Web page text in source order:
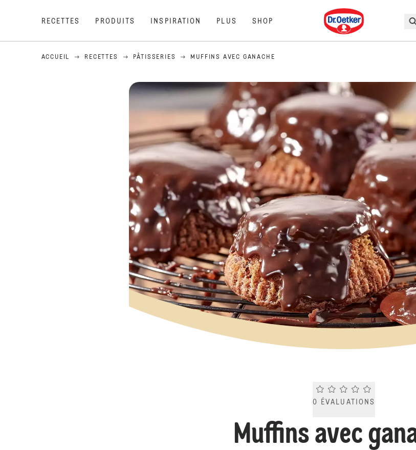
RECETTES PRODUITS INSPIRATION PLUS SHOP
Dr. Oetker
ACCUEIL RECETTES PÂTISSERIES MUFFINS AVEC GANACHE
Current rating 0.0.
0 ÉVALUATIONS
Muffins avec